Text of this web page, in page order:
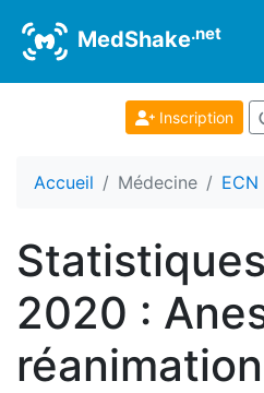
MedShake.net
Inscription
Accueil Médecine ECN
2020 :